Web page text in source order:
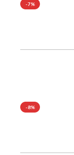
-7%
-8%